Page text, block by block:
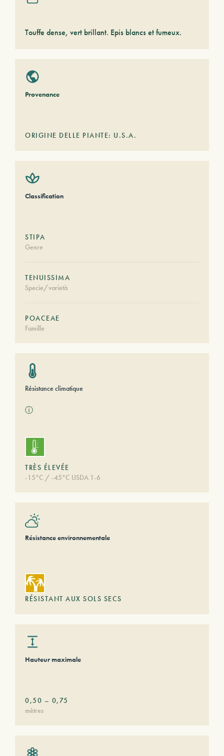
Touffe dense, vert brillant. Epis blancs et fumeux.
Provenance
ORIGINE DELLE PIANTE: U.S.A.
Classification
STIPA
Genre
TENUISSIMA
Specie/varietà
POACEAE
Famille
Résistance climatique
ⓘ
TRÈS ÉLEVÉE
-15°C / -45°C USDA 1-6
Résistance environnementale
RÉSISTANT AUX SOLS SECS
Hauteur maximale
0,50 – 0,75
mètres